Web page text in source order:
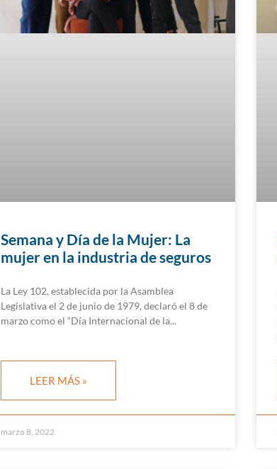
Semana y Día de la Mujer: La
mujer en la industria de seguros
La Ley 102, establecida por la Asamblea
Legislativa el 2 de junio de 1979, declaró el 8 de
marzo como el “Día Internacional de la
LEER MÁS »
marzo 8, 2022